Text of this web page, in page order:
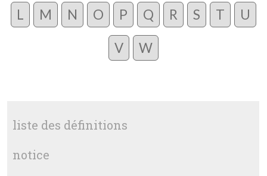
L M N O P Q R S T U
V W
liste des définitions
notice